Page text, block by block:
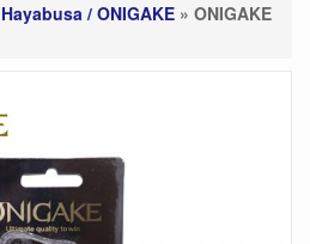
Hayabusa / ONIGAKE » ONIGAKE